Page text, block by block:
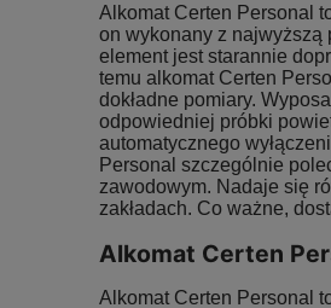
Alkomat Certen Personal
on wykonany z najwyższą
element jest starannie
temu alkomat Certen
dokładne pomiary.
odpowiedniej próbki
automatycznego
Personal szczególnie
zawodowym. Nadaje się
zakładach. Co ważne,
Alkomat Certen
Alkomat Certen Personal